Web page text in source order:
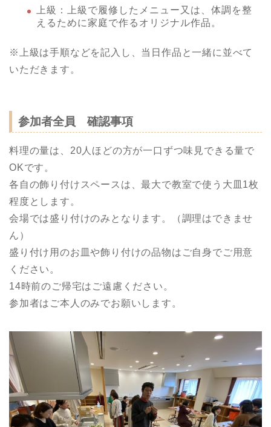
上級：上級で履修したメニュー又は、体調を整
えるために家庭で作るオリジナル作品。
※上級は手順などを記入し、当日作品と一緒に並べて
いただきます。
参加者全員 確認事項
料理の量は、20人ほどの方が一口ずつ味見できる量で
OKです。
各自の飾り付けスペースは、最大で教室で使う大皿1枚
程度とします。
会場では盛り付けのみとなります。（調理はできませ
ん）
盛り付け用のお皿や飾り付けの品物はご自身でご用意
ください。
14時前のご帰宅はご遠慮ください。
参加者はご本人のみでお願いします。